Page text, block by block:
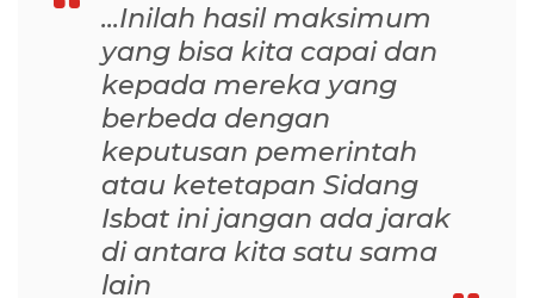
...Inilah hasil maksimum
yang bisa kita capai dan
kepada mereka yang
berbeda dengan
keputusan pemerintah
atau ketetapan Sidang
Isbat ini jangan ada jarak
di antara kita satu sama
lain